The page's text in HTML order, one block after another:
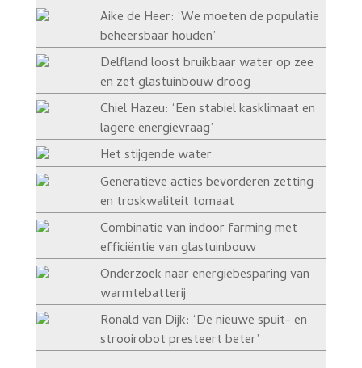
Aike de Heer: ‘We moeten de populatie
beheersbaar houden’
Delfland loost bruikbaar water op zee
en zet glastuinbouw droog
Chiel Hazeu: ‘Een stabiel kasklimaat en
lagere energievraag’
Het stijgende water
Generatieve acties bevorderen zetting
en troskwaliteit tomaat
Combinatie van indoor farming met
efficiëntie van glastuinbouw
Onderzoek naar energiebesparing van
warmtebatterij
Ronald van Dijk: ‘De nieuwe spuit- en
strooirobot presteert beter’